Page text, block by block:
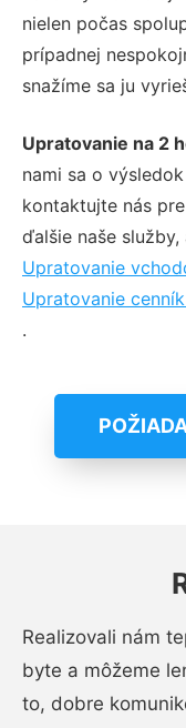
nielen počas
prípadnej
snažíme sa ju
Upratovanie na 2
nami sa o
kontaktujte nás
ďalšie naše
Upratovanie
Upratovanie
.
Realizovali nám
byte a môžeme
to, dobre